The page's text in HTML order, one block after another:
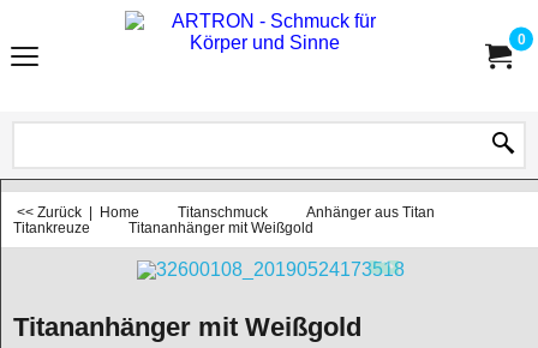
0
<< Zurück | Home Titanschmuck
Anhänger aus Titan
Titankreuze
Titananhänger mit Weißgold
Titananhänger mit Weißgold